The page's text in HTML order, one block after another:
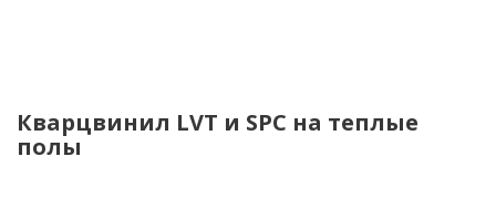
Кварцвинил LVT и SPC на теплые
полы